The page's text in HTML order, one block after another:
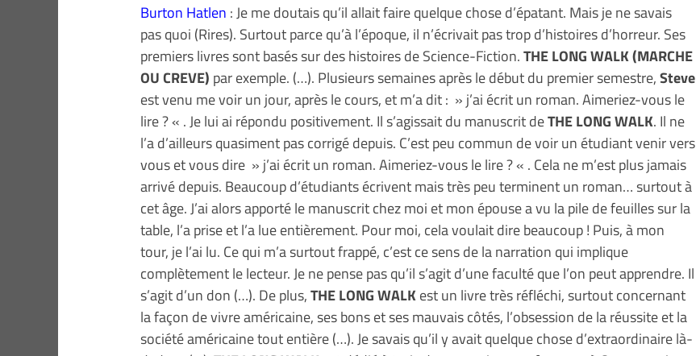
Burton Hatlen : Je me doutais qu’il allait faire quelque chose d’épatant. Mais je ne savais
pas quoi (Rires). Surtout parce qu’à l’époque, il n’écrivait pas trop d’histoires d’horreur. Ses
premiers livres sont basés sur des histoires de Science-Fiction.THE LONG WALK (MARCHE
OU CREVE) par exemple. (…). Plusieurs semaines après le début du premier semestre,Steve
est venu me voir un jour, après le cours, et m’a dit : » j’ai écrit un roman. Aimeriez-vous le
lire ? « . Je lui ai répondu positivement. Il s’agissait du manuscrit deTHE LONG WALK. Il ne
l’a d’ailleurs quasiment pas corrigé depuis. C’est peu commun de voir un étudiant venir vers
vous et vous dire » j’ai écrit un roman. Aimeriez-vous le lire ? « . Cela ne m’est plus jamais
arrivé depuis. Beaucoup d’étudiants écrivent mais très peu terminent un roman… surtout à
cet âge. J’ai alors apporté le manuscrit chez moi et mon épouse a vu la pile de feuilles sur la
table, l’a prise et l’a lue entièrement. Pour moi, cela voulait dire beaucoup ! Puis, à mon
tour, je l’ai lu. Ce qui m’a surtout frappé, c’est ce sens de la narration qui implique
complètement le lecteur. Je ne pense pas qu’il s’agit d’une faculté que l’on peut apprendre. Il
s’agit d’un don (…). De plus,THE LONG WALKest un livre très réfléchi, surtout concernant
la façon de vivre américaine, ses bons et ses mauvais côtés, l’obsession de la réussite et la
société américaine tout entière (…). Je savais qu’il y avait quelque chose d’extraordinaire là-